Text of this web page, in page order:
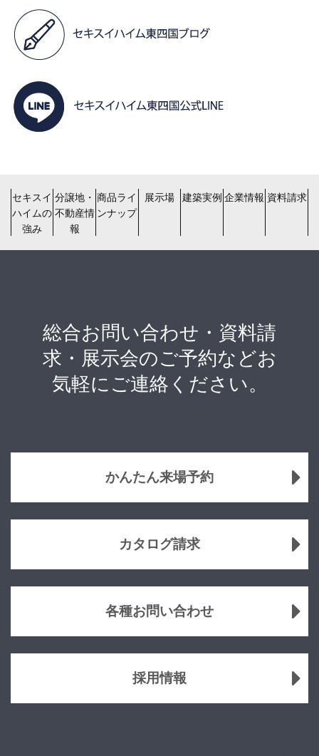
セキスイ
ハイムの
強み
分譲地・
不動産情
報
商品ライ
ンナップ
展示場 建築実例 企業情報 資料請求
総合お問い合わせ・資料請
求・展示会のご予約などお
気軽にご連絡ください。
かんたん来場予約
カタログ請求
各種お問い合わせ
採用情報